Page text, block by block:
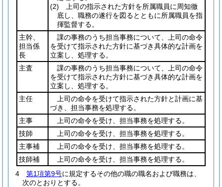
(2) 上司の指示された方針を所属職員に周知徹
底し、職務の遂行を図るとともに所属職員を指
揮監督する。
主幹、
担当係
長
課の事務のうち担当事務について、上司の命令
を受けて指示された方針に基づき具体的な計画を
立案し、処理する。
主査
課の事務のうち担当事務について、上司の命令
を受けて指示された方針に基づき具体的な計画を
立案し、処理する。
主任
上司の命令を受けて指示された方針と計画に基
づき、担当事務を処理する。
主事
上司の命令を受け、担当事務を処理する。
技師
上司の命令を受け、担当事務を処理する。
主事補
上司の命令を受け、担当事務を処理する。
技師補
上司の命令を受け、担当事務を処理する。
4
第1項第9号に規定するその他の職の職名および職務は、
次のとおりとする。